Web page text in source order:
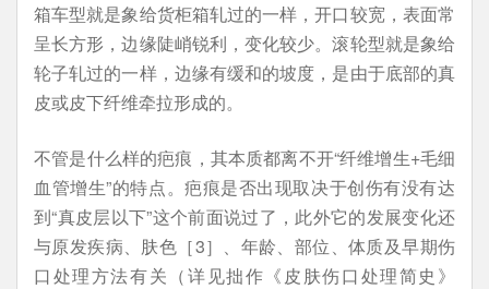
箱车型就是象给货柜箱轧过的一样，开口较宽，表面常
呈长方形，边缘陡峭锐利，变化较少。滚轮型就是象给
轮子轧过的一样，边缘有缓和的坡度，是由于底部的真
皮或皮下纤维牵拉形成的。
不管是什么样的疤痕，其本质都离不开“纤维增生+毛细
血管增生”的特点。疤痕是否出现取决于创伤有没有达
到“真皮层以下”这个前面说过了，此外它的发展变化还
与原发疾病、肤色［3］、年龄、部位、体质及早期伤
口处理方法有关（详见拙作《皮肤伤口处理简史》